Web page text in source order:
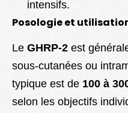
intensifs.
Posologie et
Le GHRP-2 est
sous-cutanées ou
typique est de 100 à
selon les objectifs